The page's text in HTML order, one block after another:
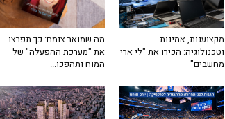
מה שמואר צומח: כך תפרצו
את "מערכת ההפעלה" של
המוח ותהפכו...
מקצוענות, אמינות
וטכנולוגיה: הכירו את "לי ארי
מחשבים"